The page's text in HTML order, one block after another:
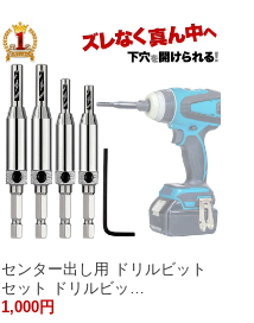
センター出し用 ドリルビット
セット ドリルビッ…
1,000円